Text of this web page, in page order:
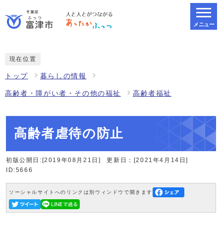
メニュー
現在位置
トップ 暮らしの情報
高齢者・障がい者・その他の福祉 高齢者福祉
高齢者虐待の防止
初版公開日:[2019年08月21日]
更新日：[2021年4月14日]
ID:5666
ソーシャルサイトへのリンクは別ウィンドウで開きます